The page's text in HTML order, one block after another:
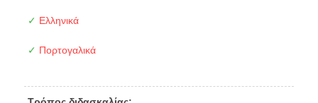
✓ Ελληνικά
✓ Πορτογαλικά